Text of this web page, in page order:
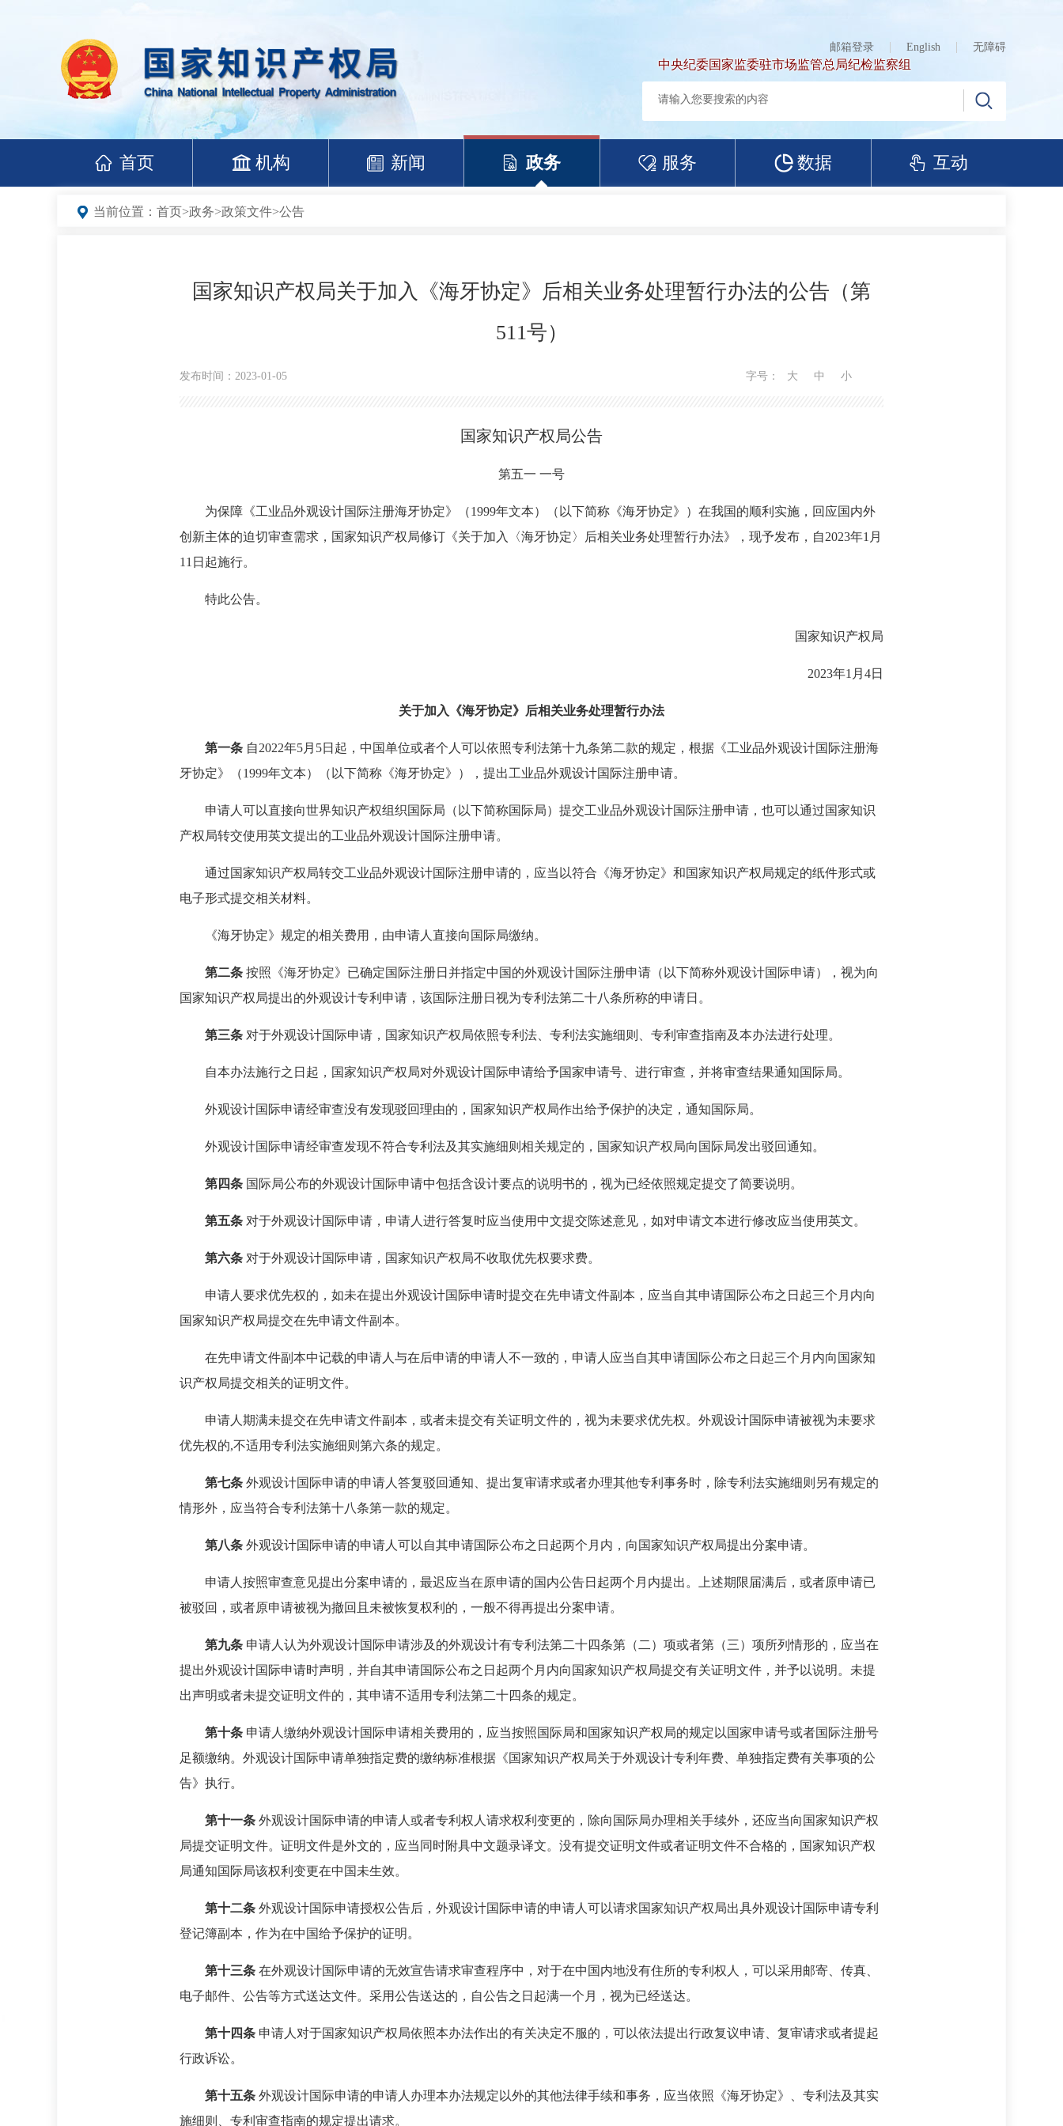
邮箱登录 English 无障碍
中央纪委国家监委驻市场监管总局纪检监察组
首页 机构 新闻 政务 服务 数据 互动
当前位置： 首页>政务>政策文件>公告
国家知识产权局关于加入《海牙协定》后相关业务处理暂行办法的公告（第
511号）
发布时间：2023-01-05 字号： 大 中 小
国家知识产权局公告
第五一 一号
为保障《工业品外观设计国际注册海牙协定》（1999年文本）（以下简称《海牙协定》）在我国的顺利实施，回应国内外
创新主体的迫切审查需求，国家知识产权局修订《关于加入〈海牙协定〉后相关业务处理暂行办法》，现予发布，自2023年1月
11日起施行。
特此公告。
国家知识产权局
2023年1月4日
关于加入《海牙协定》后相关业务处理暂行办法
第一条 自2022年5月5日起，中国单位或者个人可以依照专利法第十九条第二款的规定，根据《工业品外观设计国际注册海
牙协定》（1999年文本）（以下简称《海牙协定》），提出工业品外观设计国际注册申请。
申请人可以直接向世界知识产权组织国际局（以下简称国际局）提交工业品外观设计国际注册申请，也可以通过国家知识
产权局转交使用英文提出的工业品外观设计国际注册申请。
通过国家知识产权局转交工业品外观设计国际注册申请的，应当以符合《海牙协定》和国家知识产权局规定的纸件形式或
电子形式提交相关材料。
《海牙协定》规定的相关费用，由申请人直接向国际局缴纳。
第二条 按照《海牙协定》已确定国际注册日并指定中国的外观设计国际注册申请（以下简称外观设计国际申请），视为向
国家知识产权局提出的外观设计专利申请，该国际注册日视为专利法第二十八条所称的申请日。
第三条 对于外观设计国际申请，国家知识产权局依照专利法、专利法实施细则、专利审查指南及本办法进行处理。
自本办法施行之日起，国家知识产权局对外观设计国际申请给予国家申请号、进行审查，并将审查结果通知国际局。
外观设计国际申请经审查没有发现驳回理由的，国家知识产权局作出给予保护的决定，通知国际局。
外观设计国际申请经审查发现不符合专利法及其实施细则相关规定的，国家知识产权局向国际局发出驳回通知。
第四条 国际局公布的外观设计国际申请中包括含设计要点的说明书的，视为已经依照规定提交了简要说明。
第五条 对于外观设计国际申请，申请人进行答复时应当使用中文提交陈述意见，如对申请文本进行修改应当使用英文。
第六条 对于外观设计国际申请，国家知识产权局不收取优先权要求费。
申请人要求优先权的，如未在提出外观设计国际申请时提交在先申请文件副本，应当自其申请国际公布之日起三个月内向
国家知识产权局提交在先申请文件副本。
在先申请文件副本中记载的申请人与在后申请的申请人不一致的，申请人应当自其申请国际公布之日起三个月内向国家知
识产权局提交相关的证明文件。
申请人期满未提交在先申请文件副本，或者未提交有关证明文件的，视为未要求优先权。外观设计国际申请被视为未要求
优先权的,不适用专利法实施细则第六条的规定。
第七条 外观设计国际申请的申请人答复驳回通知、提出复审请求或者办理其他专利事务时，除专利法实施细则另有规定的
情形外，应当符合专利法第十八条第一款的规定。
第八条 外观设计国际申请的申请人可以自其申请国际公布之日起两个月内，向国家知识产权局提出分案申请。
申请人按照审查意见提出分案申请的，最迟应当在原申请的国内公告日起两个月内提出。上述期限届满后，或者原申请已
被驳回，或者原申请被视为撤回且未被恢复权利的，一般不得再提出分案申请。
第九条 申请人认为外观设计国际申请涉及的外观设计有专利法第二十四条第（二）项或者第（三）项所列情形的，应当在
提出外观设计国际申请时声明，并自其申请国际公布之日起两个月内向国家知识产权局提交有关证明文件，并予以说明。未提
出声明或者未提交证明文件的，其申请不适用专利法第二十四条的规定。
第十条 申请人缴纳外观设计国际申请相关费用的，应当按照国际局和国家知识产权局的规定以国家申请号或者国际注册号
足额缴纳。外观设计国际申请单独指定费的缴纳标准根据《国家知识产权局关于外观设计专利年费、单独指定费有关事项的公
告》执行。
第十一条 外观设计国际申请的申请人或者专利权人请求权利变更的，除向国际局办理相关手续外，还应当向国家知识产权
局提交证明文件。证明文件是外文的，应当同时附具中文题录译文。没有提交证明文件或者证明文件不合格的，国家知识产权
局通知国际局该权利变更在中国未生效。
第十二条 外观设计国际申请授权公告后，外观设计国际申请的申请人可以请求国家知识产权局出具外观设计国际申请专利
登记簿副本，作为在中国给予保护的证明。
第十三条 在外观设计国际申请的无效宣告请求审查程序中，对于在中国内地没有住所的专利权人，可以采用邮寄、传真、
电子邮件、公告等方式送达文件。采用公告送达的，自公告之日起满一个月，视为已经送达。
第十四条 申请人对于国家知识产权局依照本办法作出的有关决定不服的，可以依法提出行政复议申请、复审请求或者提起
行政诉讼。
第十五条 外观设计国际申请的申请人办理本办法规定以外的其他法律手续和事务，应当依照《海牙协定》、专利法及其实
施细则、专利审查指南的规定提出请求。